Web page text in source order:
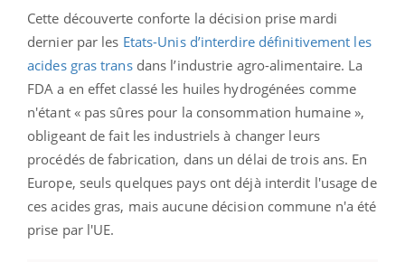
Cette découverte conforte la décision prise mardi
dernier par les Etats-Unis d’interdire définitivement les
acides gras transdans l’industrie agro-alimentaire. La
FDA a en effet classé les huiles hydrogénées comme
n'étant « pas sûres pour la consommation humaine »,
obligeant de fait les industriels à changer leurs
procédés de fabrication, dans un délai de trois ans. En
Europe, seuls quelques pays ont déjà interdit l'usage de
ces acides gras, mais aucune décision commune n'a été
prise par l'UE.